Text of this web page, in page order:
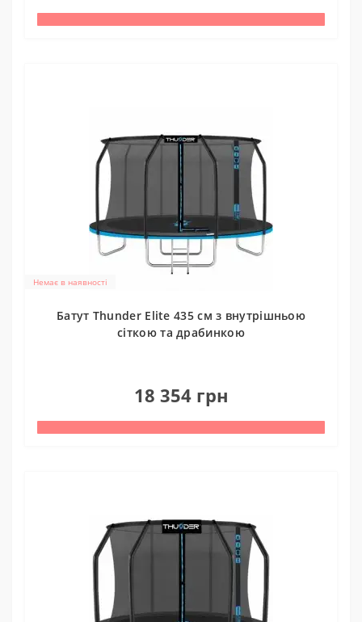
Немає в наявності
Батут Thunder Elite 435 см з внутрішньою
сіткою та драбинкою
18 354 грн